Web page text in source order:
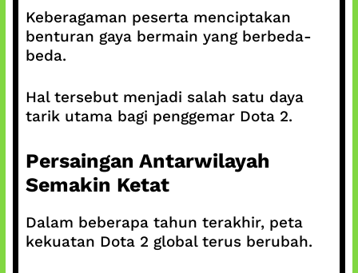
Keberagaman peserta menciptakan
benturan gaya bermain yang berbeda-
beda.
Hal tersebut menjadi salah satu daya
tarik utama bagi penggemar Dota 2.
Persaingan Antarwilayah
Semakin Ketat
Dalam beberapa tahun terakhir, peta
kekuatan Dota 2 global terus berubah.